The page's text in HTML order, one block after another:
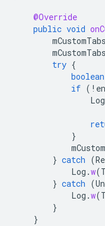
@Override
public void
try {
boolean
if ( !
Log
}
} catch (
Log .w(
} catch (
Log .w(
}
}